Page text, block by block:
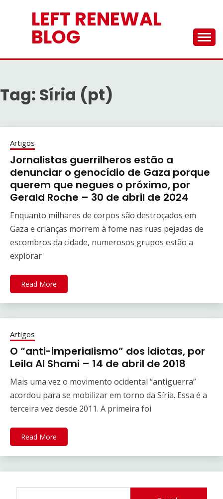
LEFT RENEWAL
BLOG
Tag: Síria (pt)
Artigos
Jornalistas guerrilheros estão a
denunciar o genocídio de Gaza porque
querem que negues o próximo, por
Gerald Roche – 30 de abril de 2024
Enquanto milhares de corpos são destroçados em
Gaza e crianças morrem à fome nas ruas pejadas de
escombros da cidade, numerosos grupos estão a
explorar
Read More
Artigos
O “anti-imperialismo” dos idiotas, por
Leila Al Shami – 14 de abril de 2018
Mais uma vez o movimento ocidental “antiguerra”
acordou para se mobilizar em torno da Síria. Essa é a
terceira vez desde 2011. A primeira foi
Read More